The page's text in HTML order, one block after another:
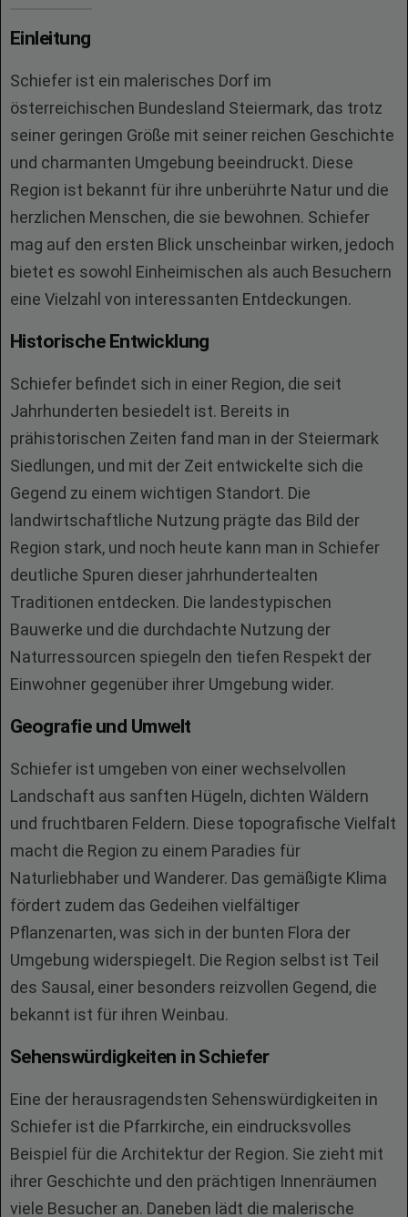
Einleitung
Schiefer ist ein malerisches Dorf im
österreichischen Bundesland Steiermark, das trotz
seiner geringen Größe mit seiner reichen Geschichte
und charmanten Umgebung beeindruckt. Diese
Region ist bekannt für ihre unberührte Natur und die
herzlichen Menschen, die sie bewohnen. Schiefer
mag auf den ersten Blick unscheinbar wirken, jedoch
bietet es sowohl Einheimischen als auch Besuchern
eine Vielzahl von interessanten Entdeckungen.
Historische Entwicklung
Schiefer befindet sich in einer Region, die seit
Jahrhunderten besiedelt ist. Bereits in
prähistorischen Zeiten fand man in der Steiermark
Siedlungen, und mit der Zeit entwickelte sich die
Gegend zu einem wichtigen Standort. Die
landwirtschaftliche Nutzung prägte das Bild der
Region stark, und noch heute kann man in Schiefer
deutliche Spuren dieser jahrhundertealten
Traditionen entdecken. Die landestypischen
Bauwerke und die durchdachte Nutzung der
Naturressourcen spiegeln den tiefen Respekt der
Einwohner gegenüber ihrer Umgebung wider.
Geografie und Umwelt
Schiefer ist umgeben von einer wechselvollen
Landschaft aus sanften Hügeln, dichten Wäldern
und fruchtbaren Feldern. Diese topografische Vielfalt
macht die Region zu einem Paradies für
Naturliebhaber und Wanderer. Das gemäßigte Klima
fördert zudem das Gedeihen vielfältiger
Pflanzenarten, was sich in der bunten Flora der
Umgebung widerspiegelt. Die Region selbst ist Teil
des Sausal, einer besonders reizvollen Gegend, die
bekannt ist für ihren Weinbau.
Sehenswürdigkeiten in Schiefer
Eine der herausragendsten Sehenswürdigkeiten in
Schiefer ist die Pfarrkirche, ein eindrucksvolles
Beispiel für die Architektur der Region. Sie zieht mit
ihrer Geschichte und den prächtigen Innenräumen
viele Besucher an. Daneben lädt die malerische